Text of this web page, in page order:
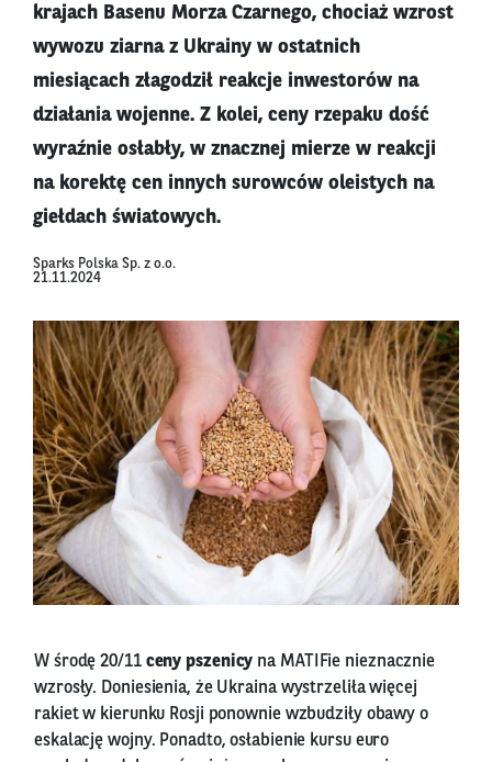
krajach Basenu Morza Czarnego, chociaż wzrost
wywozu ziarna z Ukrainy w ostatnich
miesiącach złagodził reakcje inwestorów na
działania wojenne. Z kolei, ceny rzepaku dość
wyraźnie osłabły, w znacznej mierze w reakcji
na korektę cen innych surowców oleistych na
giełdach światowych.
Sparks Polska Sp. z o.o.
21.11.2024
W środę 20/11 ceny pszenicy na MATIFie nieznacznie
wzrosły. Doniesienia, że Ukraina wystrzeliła więcej
rakiet w kierunku Rosji ponownie wzbudziły obawy o
eskalację wojny. Ponadto, osłabienie kursu euro